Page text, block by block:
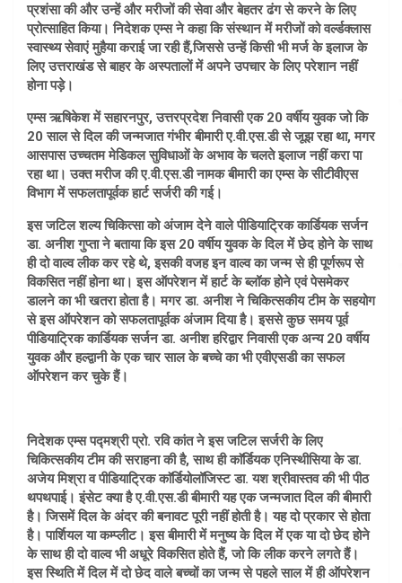
प्रशंसा की और उन्हें और मरीजों की सेवा और बेहतर ढंग से करने के लिए
प्रोत्साहित किया। निदेशक एम्स ने कहा कि संस्थान में मरीजों को वर्ल्डक्लास
स्वास्थ्य सेवाएं मुहैया कराई जा रही हैं,जिससे उन्हें किसी भी मर्ज के इलाज के
लिए उत्तराखंड से बाहर के अस्पतालों में अपने उपचार के लिए परेशान नहीं
होना पड़े।
एम्स ऋषिकेश में सहारनपुर, उत्तरप्रदेश निवासी एक 20 वर्षीय युवक जो कि
20 साल से दिल की जन्मजात गंभीर बीमारी ए.वी.एस.डी से जूझ रहा था, मगर
आसपास उच्चतम मेडिकल सुविधाओं के अभाव के चलते इलाज नहीं करा पा
रहा था। उक्त मरीज की ए.वी.एस.डी नामक बीमारी का एम्स के सीटीवीएस
विभाग में सफलतापूर्वक हार्ट सर्जरी की गई।
इस जटिल शल्य चिकित्सा को अंजाम देने वाले पीडियाट्रिक कार्डियक सर्जन
डा. अनीश गुप्ता ने बताया ​कि इस 20 वर्षीय युवक के दिल में छेद होने के साथ
ही दो वाल्व लीक कर रहे थे, इसकी वजह इन वाल्व का जन्म से ही पूर्णरूप से
विकसित नहीं होना था। इस ऑपरेशन में हार्ट के ब्लॉक होने एवं पेसमेकर
डालने का भी खतरा होता है। मगर डा. अनीश ने चिकित्सकीय टीम के सहयोग
से इस ऑपरेशन को सफलतापूर्वक अंजाम दिया है। इससे कुछ समय पूर्व
पीडियाट्रिक कार्डियक सर्जन डा. अनीश हरिद्वार निवासी एक अन्य 20 वर्षीय
युवक और हल्द्वानी के एक चार साल के बच्चे का भी एवीएसडी का सफल
ऑपरेशन कर चुके हैं।
निदेशक एम्स पद्मश्री प्रो. रवि कांत ने इस जटिल सर्जरी के लिए
चिकित्सकीय टीम की सराहना की है, साथ ही काॅर्डियक एनिस्थीसिया के डा.
अजेय मिश्रा व पीडियाट्रिक काॅर्डियोलॉजिस्ट डा. यश श्रीवास्तव की भी पीठ
थपथपाई। इंसेट क्या है ए.वी.एस.डी बीमारी यह एक जन्मजात दिल की बीमारी
है। जिसमें दिल के अंदर की बनावट पूरी नहीं होती है। यह दो प्रकार से होता
है। पार्शियल या कम्प्लीट। इस बीमारी में मनुष्य के दिल में एक या दो छेद होने
के साथ ही दो वाल्व भी अधूरे विकसित होते हैं, जो कि लीक करने लगते हैं।
इस स्थिति में दिल में दो छेद वाले बच्चों का जन्म से पहले साल में ही ऑपरेशन